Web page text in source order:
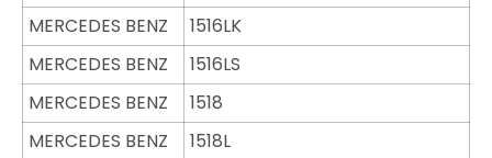
MERCEDES BENZ
1516LK
MERCEDES BENZ
1516LS
MERCEDES BENZ
1518
MERCEDES BENZ
1518L